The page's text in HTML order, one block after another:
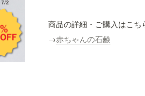
商品の詳細・ご購入はこち
→赤ちゃんの石鹸